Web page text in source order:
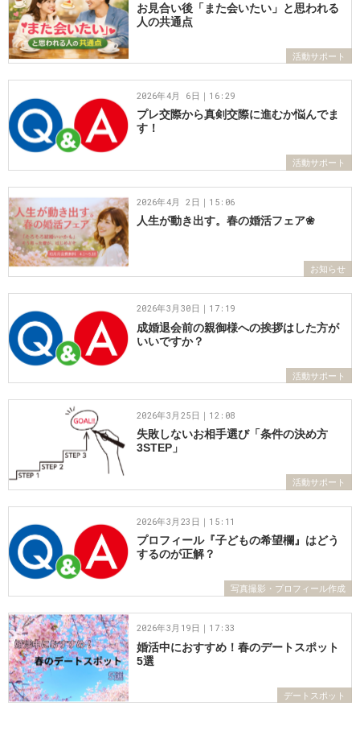
活動サポート
お見合い後「また会いたい」と思われる
人の共通点
活動サポート
プレ交際から真剣交際に進むか悩んでま
す！
2026年4月 6日｜16:29
お知らせ
人生が動き出す。春の婚活フェア❀
2026年4月 2日｜15:06
活動サポート
成婚退会前の親御様への挨拶はした方が
いいですか？
2026年3月30日｜17:19
活動サポート
失敗しないお相手選び「条件の決め方
3STEP」
2026年3月25日｜12:08
写真撮影・プロフィール作成
プロフィール『子どもの希望欄』はどう
するのが正解？
2026年3月23日｜15:11
デートスポット
婚活中におすすめ！春のデートスポット
5選
2026年3月19日｜17:33